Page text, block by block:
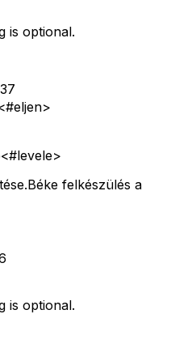
is optional.
felkészülés a
is optional.